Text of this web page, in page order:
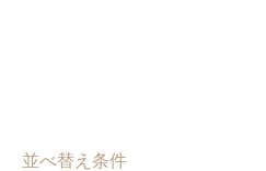
並べ替え条件